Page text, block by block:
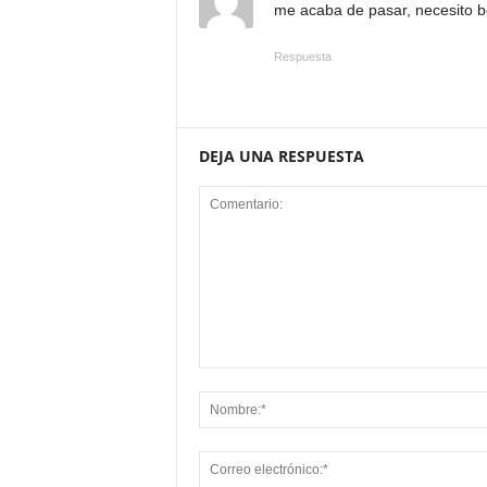
me acaba de pasar, necesito
Respuesta
DEJA UNA RESPUESTA